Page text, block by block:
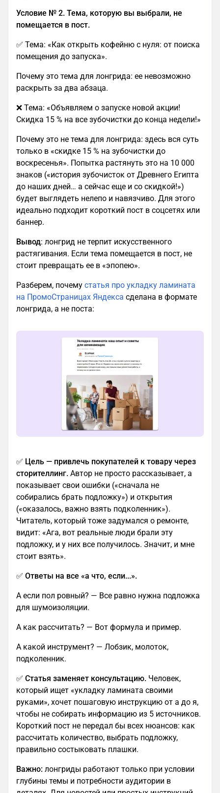
Условие № 2. Тема, которую вы выбрали, не
помещается в пост.
✅ Тема: «Как открыть кофейню с нуля: от поиска
помещения до запуска».
Почему это тема для лонгрида: ее невозможно
раскрыть за два абзаца.
❌ Тема: «Объявляем о запуске новой акции!
Скидка 15 % на все зубочистки до конца недели!»
Почему это не тема для лонгрида: здесь вся суть
только в «скидке 15 % на зубочистки до
воскресенья». Попытка растянуть это на 10 000
знаков («история зубочисток от Древнего Египта
до наших дней… а сейчас еще и со скидкой!»)
будет выглядеть нелепо и навязчиво. Для этого
идеально подходит короткий пост в соцсетях или
баннер.
Вывод: лонгрид не терпит искусственного
растягивания. Если тема помещается в пост, не
стоит превращать ее в «эпопею».
Разберем, почему статья про укладку ламината
на ПромоСтраницах Яндекса сделана в формате
лонгрида, а не поста:
✅ Цель — привлечь покупателей к товару через
сторителлинг. Автор не просто рассказывает, а
показывает свои ошибки («сначала не
собирались брать подложку») и открытия
(«оказалось, важно взять подколенник»).
Читатель, который тоже задумался о ремонте,
видит: «Ага, вот реальные люди брали эту
подложку, и у них все получилось. Значит, и мне
стоит взять».
✅ Ответы на все «а что, если...».
А если пол ровный? — Все равно нужна подложка
для шумоизоляции.
А как рассчитать? — Вот формула и пример.
А какой инструмент? — Лобзик, молоток,
подколенник.
✅ Статья заменяет консультацию. Человек,
который ищет «укладку ламината своими
руками», хочет пошаговую инструкцию от а до я,
чтобы не собирать информацию из 5 источников.
Короткий пост не передал бы всех нюансов: как
рассчитать количество, выбрать подложку,
правильно состыковать плашки.
Важно: лонгриды работают только при условии
глубины темы и потребности аудитории в